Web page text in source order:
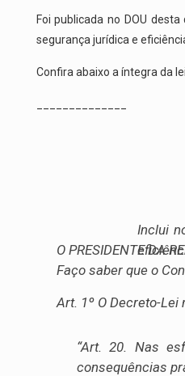
Foi publicada no DOU
segurança jurídica e
Confira abaixo a íntegra da
Inclui
O PRESIDENTE DA
Faço saber que o
Art. 1º O Decreto-
“Art. 20. Nas
consequências